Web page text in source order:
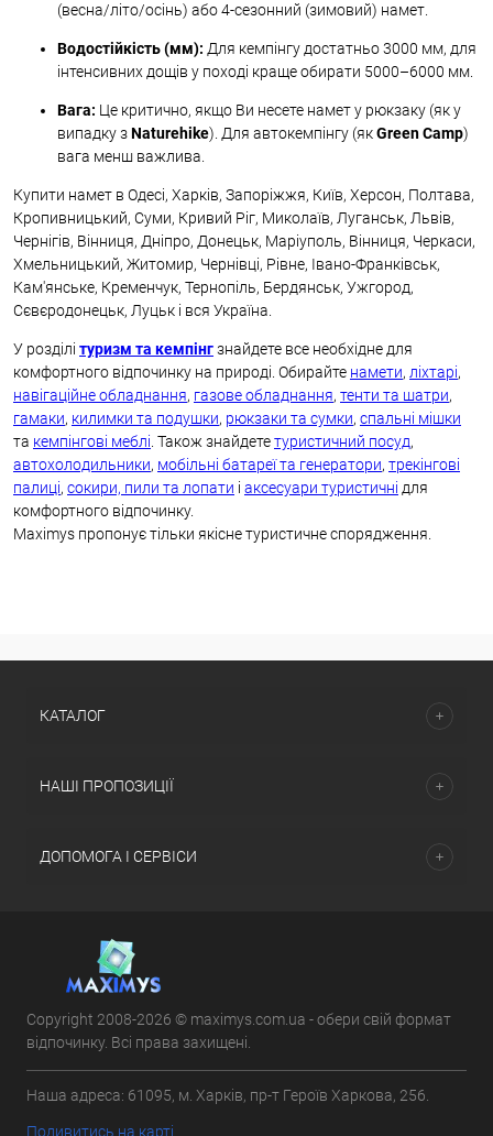
(весна/літо/осінь) або 4-сезонний (зимовий) намет.
Водостійкість (мм): Для кемпінгу достатньо 3000 мм, для
інтенсивних дощів у поході краще обирати 5000–6000 мм.
Вага: Це критично, якщо Ви несете намет у рюкзаку (як у
випадку зNaturehike). Для автокемпінгу (якGreen Camp)
вага менш важлива.
Купити намет в Одесі, Харків, Запоріжжя, Київ, Херсон, Полтава,
Кропивницький, Суми, Кривий Ріг, Миколаїв, Луганськ, Львів,
Чернігів, Вінниця, Дніпро, Донецьк, Маріуполь, Вінниця, Черкаси,
Хмельницький, Житомир, Чернівці, Рівне, Івано-Франківськ,
Кам'янське, Кременчук, Тернопіль, Бердянськ, Ужгород,
Сєвєродонецьк, Луцьк і вся Україна.
У розділі туризм та кемпінгзнайдете все необхідне для
комфортного відпочинку на природі. Обирайте намети, ліхтарі,
навігаційне обладнання, газове обладнання, тенти та шатри,
гамаки, килимки та подушки, рюкзаки та сумки, спальні мішки
та кемпінгові меблі . Також знайдететуристичний посуд,
автохолодильники, мобільні батареї та генератори, трекінгові
палиці, сокири, пили та лопати і аксесуари туристичні для
комфортного відпочинку.
Maximys пропонує тільки якісне туристичне спорядження.
КАТАЛОГ
НАШІ ПРОПОЗИЦІЇ
ДОПОМОГА І СЕРВІСИ
Copyright 2008-2026 © maximys.com.ua - обери свій формат
відпочинку. Всі права захищені.
Наша адреса: 61095, м. Харків, пр-т Героїв Харкова, 256.
Подивитись на карті